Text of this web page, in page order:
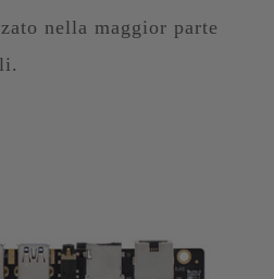
nella maggior parte